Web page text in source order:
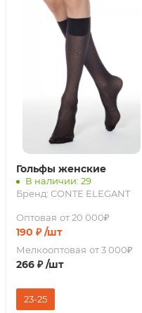
Гольфы женские
В наличии: 29
Бренд: CONTE ELEGANT
Оптовая от 20 000₽
190 ₽ /шт
Мелкооптовая от 3 000₽
266 ₽ /шт
23-25